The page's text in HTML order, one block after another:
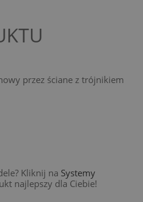
przez ściane z trójnikiem
Kliknij na Systemy
najlepszy dla Ciebie!